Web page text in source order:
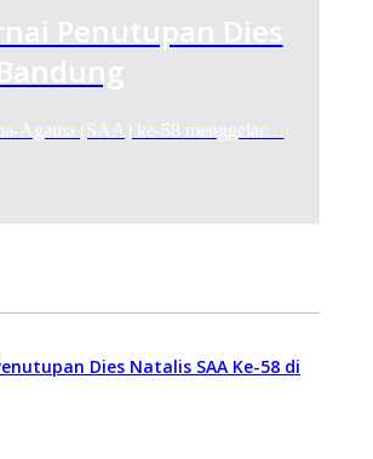
Penutupan Dies
Agama (SAA) ke-58 menggelar…
Dies Natalis SAA Ke-58 di